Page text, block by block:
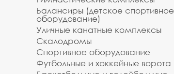
Балансиры (детское спортивное
оборудование)
Уличные канатные комплексы
Скалодромы
Спортивное оборудование
Футбольные и хоккейные ворота